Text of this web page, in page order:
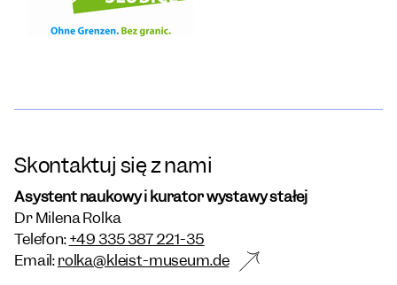
Skontaktuj się z nami
Asystent naukowy i kurator wystawy stałej
Dr Milena Rolka
Telefon:+49 335 387 221-35
Email:rolka@kleist-museum.de